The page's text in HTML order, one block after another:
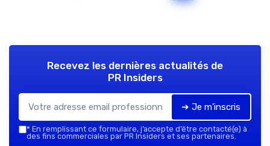
Recevez les dernières actualités de
PR Insiders
➔ Je m'inscris
* En remplissant ce formulaire, j’accepte d’être contacté(e) à
des fins commerciales par PR Insiders et ses partenaires.